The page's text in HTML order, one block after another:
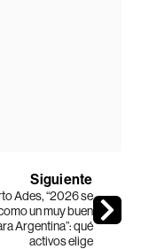
Siguiente
Ades, “2026 se
un muy buen
Argentina”: qué
activos elige